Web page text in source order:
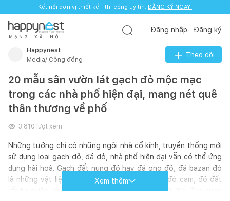
Kết nối đơn vị thiết kế - thi công uy tín. ĐĂNG KÝ NGAY!
M Ạ N G X Ã H Ộ I
Đăng nhập Đăng ký
Happynest
Media/ Cộng đồng
Theo dõi
20 mẫu sân vườn lát gạch đỏ mộc mạc
trong các nhà phố hiện đại, mang nét quê
thân thương về phố
3.810 lượt xem
Những tưởng chỉ có những ngôi nhà cổ kính, truyền thống mới
sử dụng loại gạch đỏ, đá đỏ, nhà phố hiện đại vẫn có thể ứng
dụng hài hoà. Gạch đất nung đỏ hay đá ong đỏ, đá bazan đỏ
là những vật liệu phổ biến nhất với tông màu đỏ cam, đỏ đất
rất tự nhiên, đem lại vẻ đẹp mộc mạc và gần gũi. Khi ứng dụng
Xem thêm